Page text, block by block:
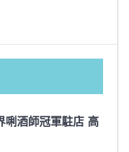
酒師冠軍駐店 高